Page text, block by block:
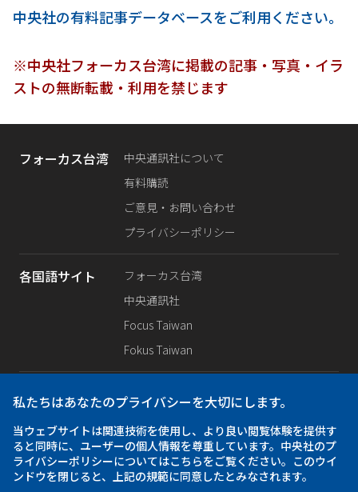
中央社の有料記事データベースをご利用ください。
※中央社フォーカス台湾に掲載の記事・写真・イラ
ストの無断転載・利用を禁じます
フォーカス台湾
中央通訊社について
有料購読
ご意見・お問い合わせ
プライバシーポリシー
各国語サイト
フォーカス台湾
中央通訊社
Focus Taiwan
Fokus Taiwan
SNS公式
Facebook
Instagram
アプリ iOS
私たちはあなたのプライバシーを大切にします。
当ウェブサイトは関連技術を使用し、より良い閲覧体験を提供す
ると同時に、ユーザーの個人情報を尊重しています。中央社のプ
ライバシーポリシーについてはこちらをご覧ください。このウイ
ンドウを閉じると、上記の規範に同意したとみなされます。